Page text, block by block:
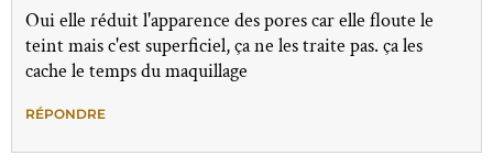
Oui elle réduit l'apparence des pores car elle floute le
teint mais c'est superficiel, ça ne les traite pas. ça les
cache le temps du maquillage
RÉPONDRE